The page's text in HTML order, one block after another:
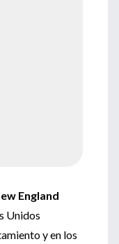
England
Unidos
y en los